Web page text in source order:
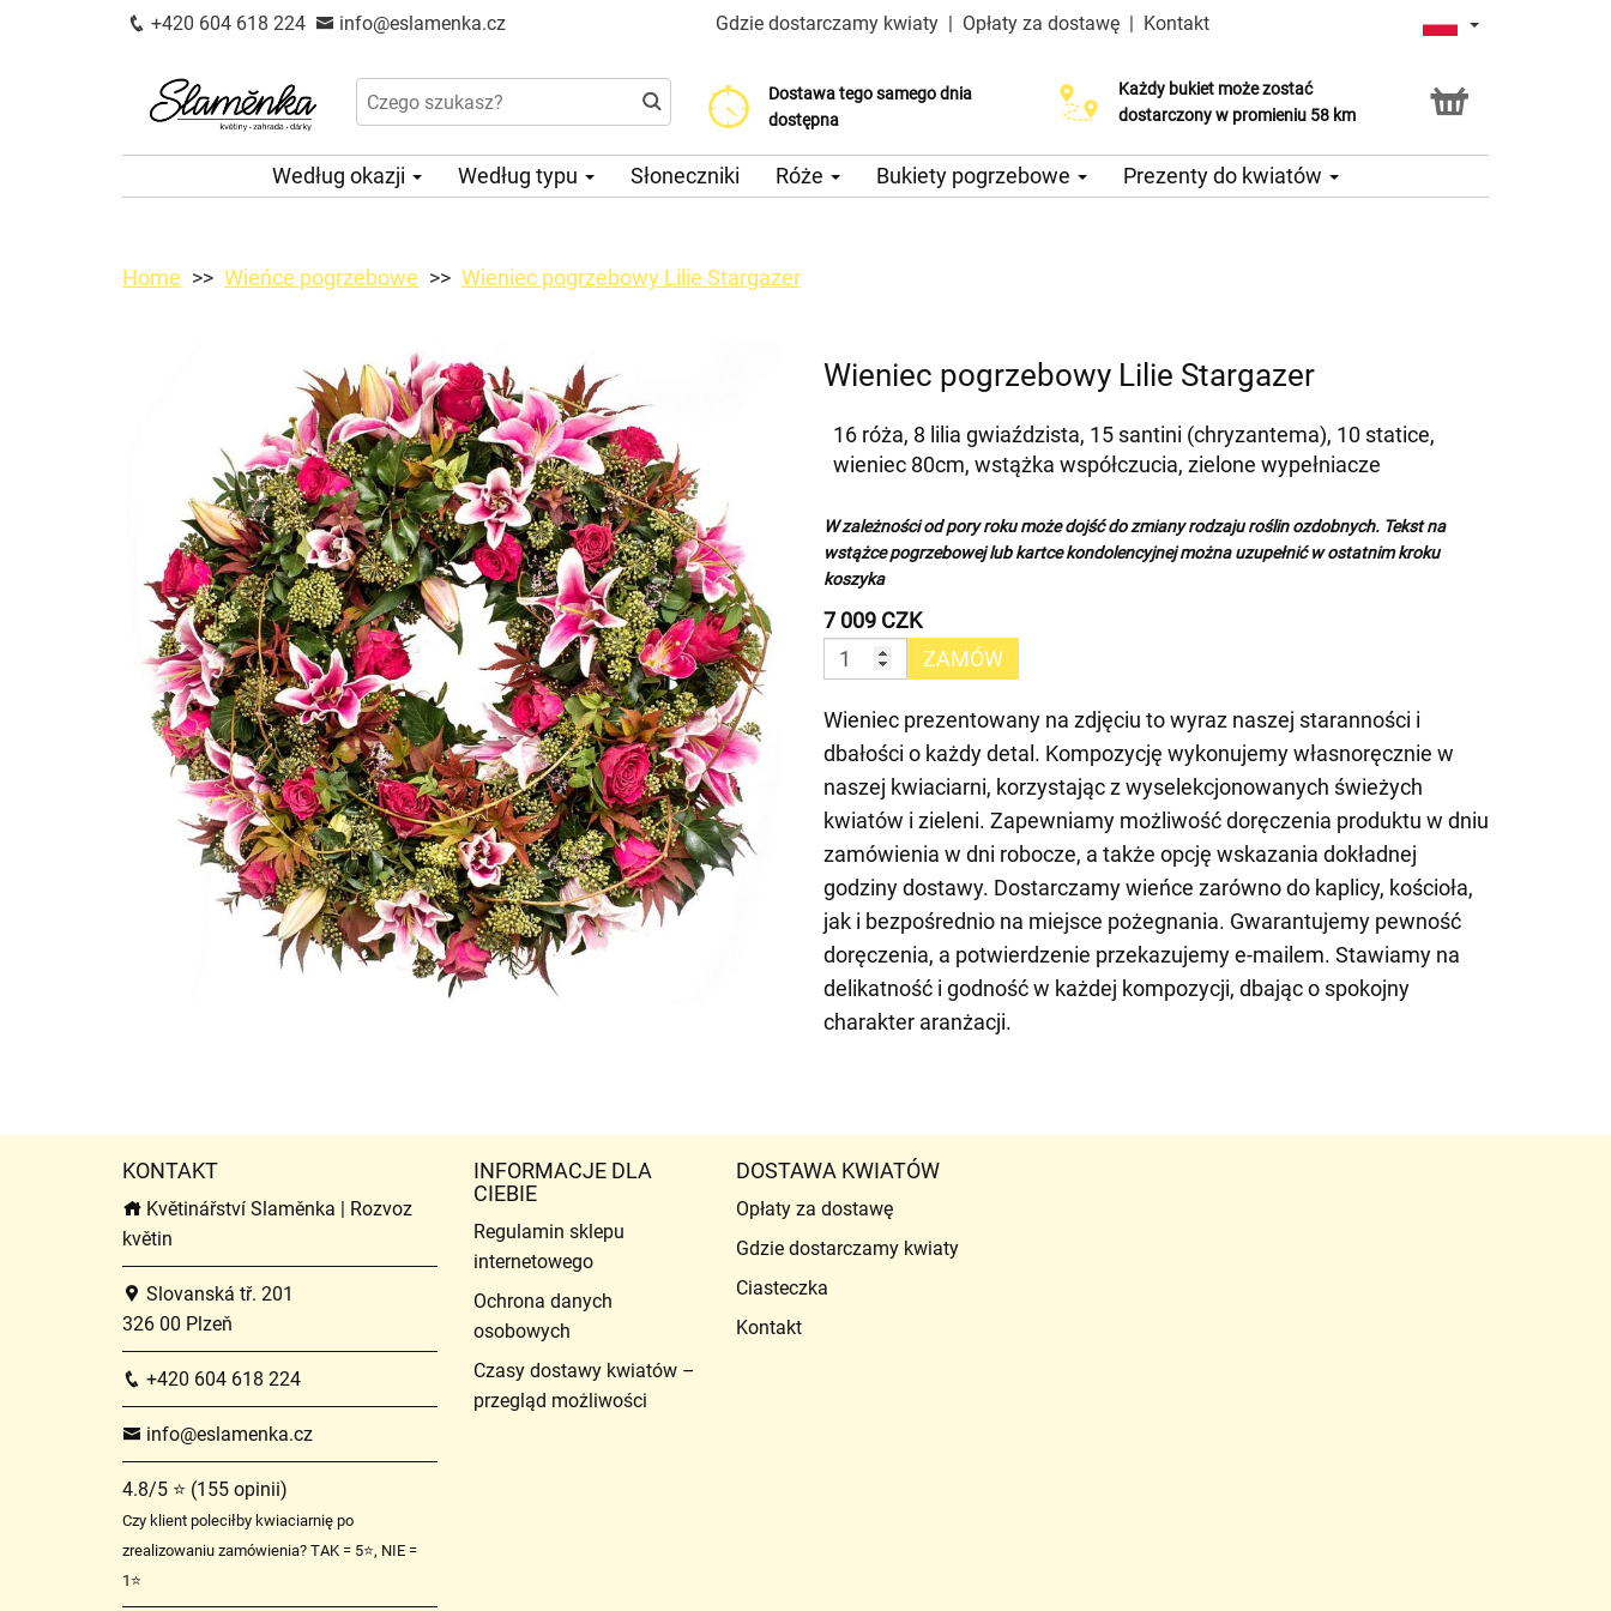
+420 604 618 224 info@eslamenka.cz Gdzie dostarczamy kwiaty | Opłaty za dostawę | Kontakt
Dostawa tego samego dnia
dostępna
Koszt dostawy już od 200 CZK
Wybierz datę dostawy
Każdy bukiet może zostać
dostarczony w promieniu 58 km
Według okazji Według typu Słoneczniki Róże Bukiety pogrzebowe Prezenty do kwiatów
Home Wieńce pogrzebowe Wieniec pogrzebowy Lilie Stargazer
Wieniec pogrzebowy Lilie Stargazer
16 róża, 8 lilia gwiaździsta, 15 santini (chryzantema), 10 statice,
wieniec 80cm, wstążka współczucia, zielone wypełniacze
W zależności od pory roku może dojść do zmiany rodzaju roślin ozdobnych. Tekst na
wstążce pogrzebowej lub kartce kondolencyjnej można uzupełnić w ostatnim kroku
koszyka
7 009 CZK
ZAMÓW
Wieniec prezentowany na zdjęciu to wyraz naszej staranności i
dbałości o każdy detal. Kompozycję wykonujemy własnoręcznie w
naszej kwiaciarni, korzystając z wyselekcjonowanych świeżych
kwiatów i zieleni. Zapewniamy możliwość doręczenia produktu w dniu
zamówienia w dni robocze, a także opcję wskazania dokładnej
godziny dostawy. Dostarczamy wieńce zarówno do kaplicy, kościoła,
jak i bezpośrednio na miejsce pożegnania. Gwarantujemy pewność
doręczenia, a potwierdzenie przekazujemy e-mailem. Stawiamy na
delikatność i godność w każdej kompozycji, dbając o spokojny
charakter aranżacji.
KONTAKT
Květinářství Slaměnka | Rozvoz
květin
Slovanská tř. 201
326 00 Plzeň
+420 604 618 224
info@eslamenka.cz
4.8/5 ⭐ (155 opinii)
Czy klient poleciłby kwiaciarnię po
zrealizowaniu zamówienia? TAK = 5⭐, NIE =
1⭐
INFORMACJE DLA
CIEBIE
Regulamin sklepu
internetowego
Ochrona danych
osobowych
Czasy dostawy kwiatów –
przegląd możliwości
DOSTAWA KWIATÓW
Opłaty za dostawę
Gdzie dostarczamy kwiaty
Ciasteczka
Kontakt